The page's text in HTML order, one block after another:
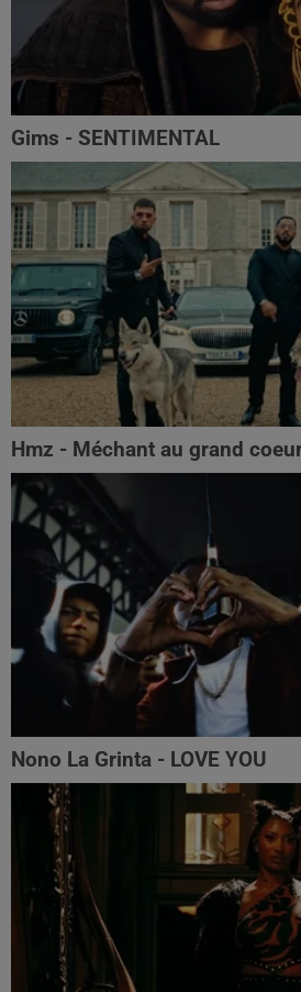
Gims - SENTIMENTAL
Hmz - Méchant au grand
Nono La Grinta - LOVE YOU